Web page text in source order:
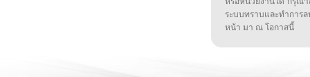
ระบบทราบและทำกา
หน้า มา ณ โอกาสนี้